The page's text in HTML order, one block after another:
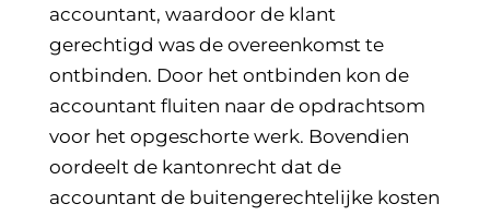
accountant, waardoor de klant
gerechtigd was de overeenkomst te
ontbinden. Door het ontbinden kon de
accountant fluiten naar de opdrachtsom
voor het opgeschorte werk. Bovendien
oordeelt de kantonrecht dat de
accountant de buitengerechtelijke kosten